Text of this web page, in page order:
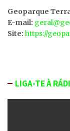
Geoparque
E-mail:
Site: https://
LIGA-TE À